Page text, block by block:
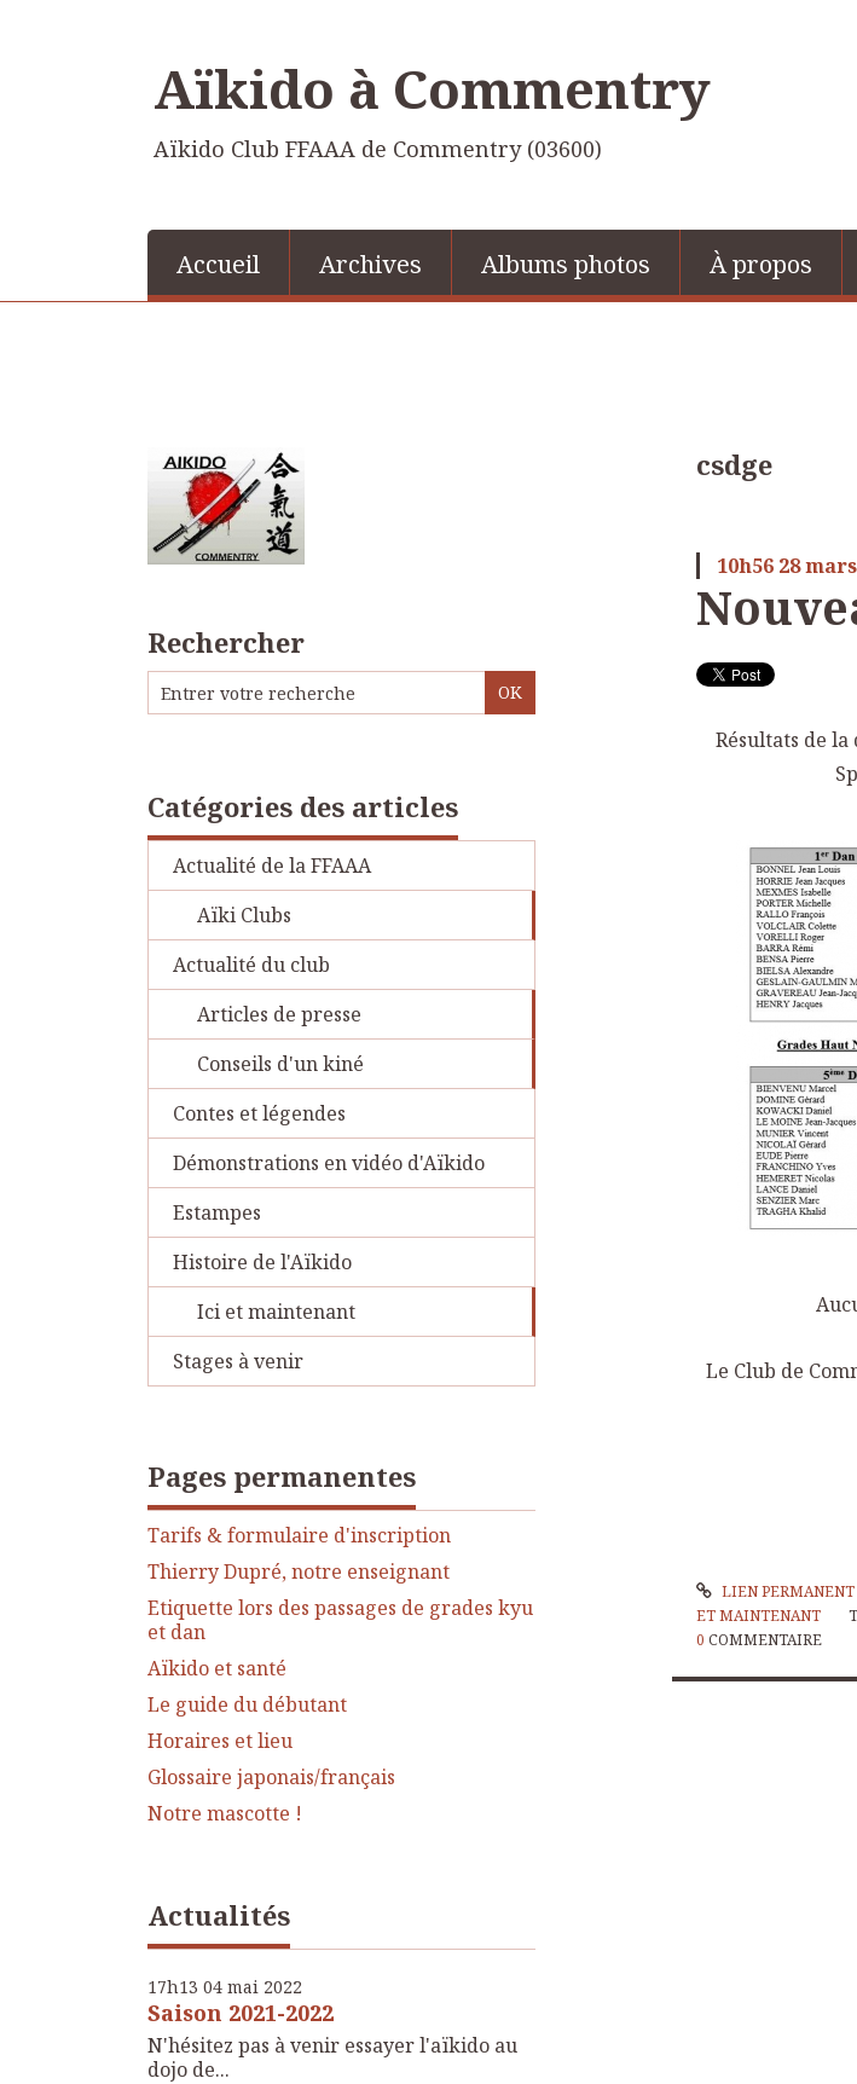
Aïkido à Commentry
Aïkido Club FFAAA de Commentry (03600)
Accueil Archives Albums photos À propos
Rechercher
Catégories des articles
Actualité de la FFAAA
Aïki Clubs
Actualité du club
Articles de presse
Conseils d'un kiné
Contes et légendes
Démonstrations en vidéo d'Aïkido
Estampes
Histoire de l'Aïkido
Ici et maintenant
Stages à venir
Pages permanentes
Tarifs & formulaire d'inscription
Thierry Dupré, notre enseignant
Etiquette lors des passages de grades kyu
et dan
Aïkido et santé
Le guide du débutant
Horaires et lieu
Glossaire japonais/français
Notre mascotte !
Actualités
17h13 04 mai 2022
Saison 2021-2022
N'hésitez pas à venir essayer l'aïkido au
dojo de...
csdge
10h56 28
Résultats de
Le Club de
LIEN PERMANENT
ET MAINTENANT
0 COMMENTAIRE